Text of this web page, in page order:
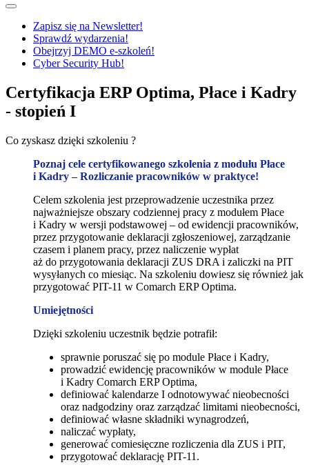
Zapisz się na Newsletter!
Sprawdź wydarzenia!
Obejrzyj DEMO e-szkoleń!
Cyber Security Hub!
Certyfikacja ERP Optima, Płace i Kadry
- stopień I
Co zyskasz dzięki szkoleniu ?
Poznaj cele certyfikowanego szkolenia z modułu Płace
i Kadry – Rozliczanie pracowników w praktyce!
Celem szkolenia jest przeprowadzenie uczestnika przez
najważniejsze obszary codziennej pracy z modułem Płace
i Kadry w wersji podstawowej – od ewidencji pracowników,
przez przygotowanie deklaracji zgłoszeniowej, zarządzanie
czasem i planem pracy, przez naliczenie wypłat
aż do przygotowania deklaracji ZUS DRA i zaliczki na PIT
wysyłanych co miesiąc. Na szkoleniu dowiesz się również jak
przygotować PIT-11 w Comarch ERP Optima.
Umiejętności
Dzięki szkoleniu uczestnik będzie potrafił:
sprawnie poruszać się po module Płace i Kadry,
prowadzić ewidencję pracowników w module Płace
i Kadry Comarch ERP Optima,
definiować kalendarze I odnotowywać nieobecności
oraz nadgodziny oraz zarządzać limitami nieobecności,
definiować własne składniki wynagrodzeń,
naliczać wypłaty,
generować comiesięczne rozliczenia dla ZUS i PIT,
przygotować deklarację PIT-11.